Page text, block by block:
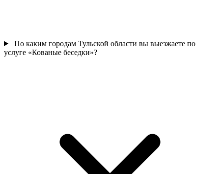
По каким городам Тульской области вы выезжаете по
услуге «Кованые беседки»?